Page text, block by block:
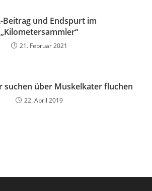
Beitrag und Endspurt im
„Kilometersammler“
21. Februar 2021
suchen über Muskelkater fluchen
22. April 2019